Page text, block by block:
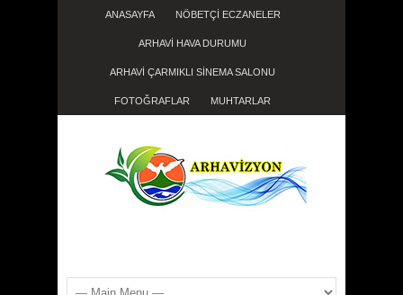
ANASAYFA NÖBETÇİ ECZANELER
ARHAVİ HAVA DURUMU
ARHAVİ ÇARMIKLI SİNEMA SALONU
FOTOĞRAFLAR MUHTARLAR